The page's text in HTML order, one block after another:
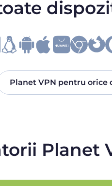
Planet VPN pentru orice
Planet